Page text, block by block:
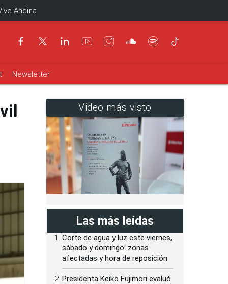
Andina
Newsletter
Video más visto
Las más leídas
Corte de agua y luz este viernes,
sábado y domingo: zonas
afectadas y hora de reposición
Presidenta Keiko Fujimori evaluó